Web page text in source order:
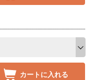
カートに入れる